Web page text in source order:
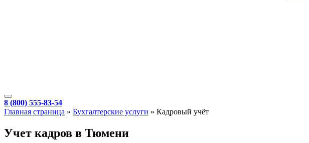
8 (800) 555-83-54
Главная страница » Бухгалтерские услуги » Кадровый учёт
Учет кадров в Тюмени